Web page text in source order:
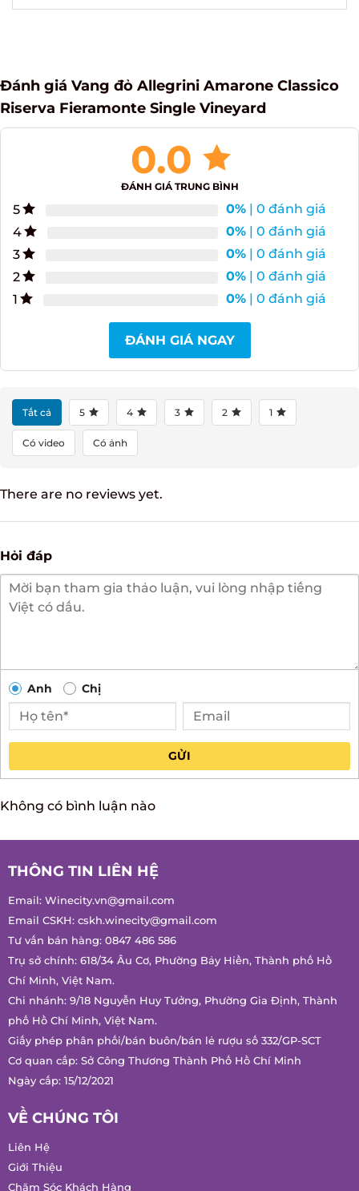
Đánh giá Vang đỏ Allegrini Amarone Classico
Riserva Fieramonte Single Vineyard
0.0
ĐÁNH GIÁ TRUNG BÌNH
5 0%| 0 đánh giá
4
0%| 0 đánh giá
3
0%| 0 đánh giá
2
0%| 0 đánh giá
1
0%| 0 đánh giá
ĐÁNH GIÁ NGAY
Tất cả 5 4 3 2 1
Có video Có ảnh
There are no reviews yet.
Hỏi đáp
Anh Chị
GỬI
Không có bình luận nào
THÔNG TIN LIÊN HỆ
Email: Winecity.vn@gmail.com
Email CSKH: cskh.winecity@gmail.com
Tư vấn bán hàng: 0847 486 586
Trụ sở chính: 618/34 Âu Cơ, Phường Bảy Hiền, Thành phố Hồ
Chí Minh, Việt Nam.
Chi nhánh: 9/18 Nguyễn Huy Tưởng, Phường Gia Định, Thành
phố Hồ Chí Minh, Việt Nam.
Giấy phép phân phối/bán buôn/bán lẻ rượu số 332/GP-SCT
Cơ quan cấp: Sở Công Thương Thành Phố Hồ Chí Minh
Ngày cấp: 15/12/2021
VỀ CHÚNG TÔI
Liên Hệ
Giới Thiệu
Chăm Sóc Khách Hàng